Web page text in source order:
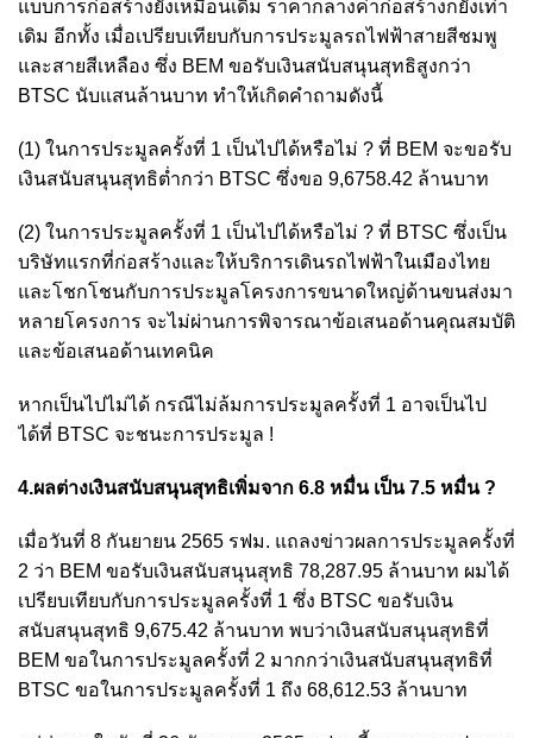
แบบการก่อสร้างยังเหมือนเดิม ราคากลางค่าก่อสร้างก็ยังเท่า
เดิม อีกทั้ง เมื่อเปรียบเทียบกับการประมูลรถไฟฟ้าสายสีชมพู
และสายสีเหลือง ซึ่ง BEM ขอรับเงินสนับสนุนสุทธิสูงกว่า
BTSC นับแสนล้านบาท ทำให้เกิดคำถามดังนี้
(1) ในการประมูลครั้งที่ 1 เป็นไปได้หรือไม่ ? ที่ BEM จะขอรับ
เงินสนับสนุนสุทธิต่ำกว่า BTSC ซึ่งขอ 9,6758.42 ล้านบาท
(2) ในการประมูลครั้งที่ 1 เป็นไปได้หรือไม่ ? ที่ BTSC ซึ่งเป็น
บริษัทแรกที่ก่อสร้างและให้บริการเดินรถไฟฟ้าในเมืองไทย
และโชกโชนกับการประมูลโครงการขนาดใหญ่ด้านขนส่งมา
หลายโครงการ จะไม่ผ่านการพิจารณาข้อเสนอด้านคุณสมบัติ
และข้อเสนอด้านเทคนิค
หากเป็นไปไม่ได้ กรณีไม่ล้มการประมูลครั้งที่ 1 อาจเป็นไป
ได้ที่ BTSC จะชนะการประมูล !
4.ผลต่างเงินสนับสนุนสุทธิเพิ่มจาก 6.8 หมื่น เป็น 7.5 หมื่น ?
เมื่อวันที่ 8 กันยายน 2565 รฟม. แถลงข่าวผลการประมูลครั้งที่
2 ว่า BEM ขอรับเงินสนับสนุนสุทธิ 78,287.95 ล้านบาท ผมได้
เปรียบเทียบกับการประมูลครั้งที่ 1 ซึ่ง BTSC ขอรับเงิน
สนับสนุนสุทธิ 9,675.42 ล้านบาท พบว่าเงินสนับสนุนสุทธิที่
BEM ขอในการประมูลครั้งที่ 2 มากกว่าเงินสนับสนุนสุทธิที่
BTSC ขอในการประมูลครั้งที่ 1 ถึง 68,612.53 ล้านบาท